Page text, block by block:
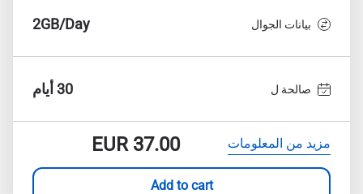
بيانات الجوال 2GB/Day
صالحة ل 30 أيام
مزيد من المعلومات EUR37.00
Add to cart